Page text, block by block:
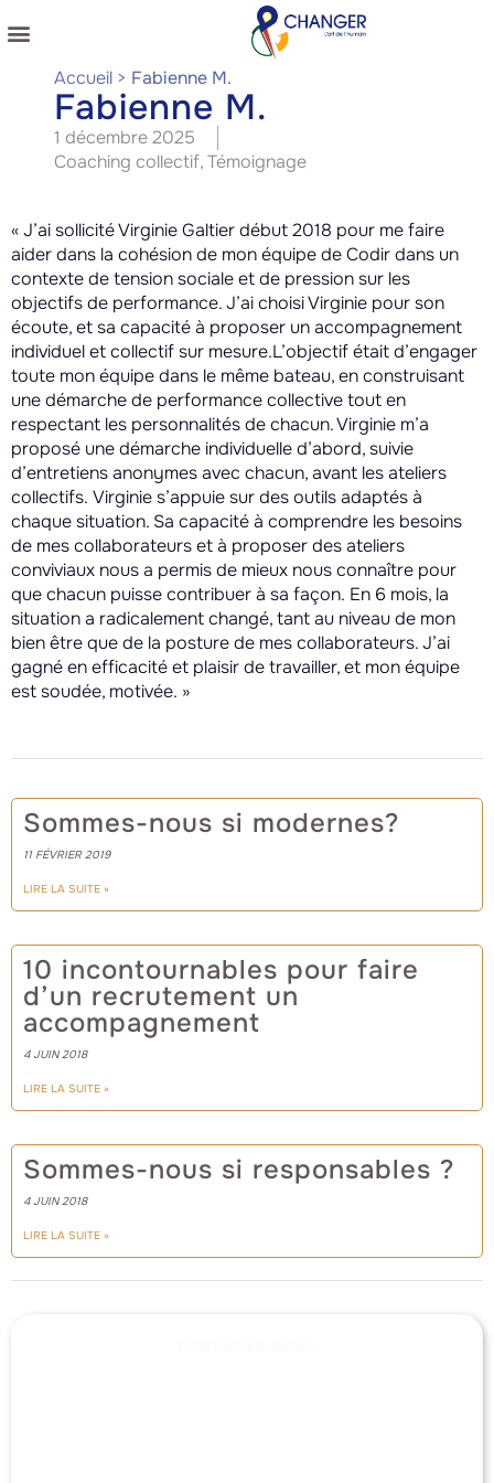
Accueil > Fabienne M.
Fabienne M.
1 décembre 2025
Coaching collectif,Témoignage
« J’ai sollicité Virginie Galtier début 2018 pour me faire
aider dans la cohésion de mon équipe de Codir dans un
contexte de tension sociale et de pression sur les
objectifs de performance. J’ai choisi Virginie pour son
écoute, et sa capacité à proposer un accompagnement
individuel et collectif sur mesure.L’objectif était d’engager
toute mon équipe dans le même bateau, en construisant
une démarche de performance collective tout en
respectant les personnalités de chacun. Virginie m’a
proposé une démarche individuelle d’abord, suivie
d’entretiens anonymes avec chacun, avant les ateliers
collectifs. Virginie s’appuie sur des outils adaptés à
chaque situation. Sa capacité à comprendre les besoins
de mes collaborateurs et à proposer des ateliers
conviviaux nous a permis de mieux nous connaître pour
que chacun puisse contribuer à sa façon. En 6 mois, la
situation a radicalement changé, tant au niveau de mon
bien être que de la posture de mes collaborateurs. J’ai
gagné en efficacité et plaisir de travailler, et mon équipe
est soudée, motivée. »
Sommes-nous si modernes?
11 FÉVRIER 2019
LIRE LA SUITE »
10 incontournables pour faire
d’un recrutement un
accompagnement
4 JUIN 2018
LIRE LA SUITE »
Sommes-nous si responsables ?
4 JUIN 2018
LIRE LA SUITE »